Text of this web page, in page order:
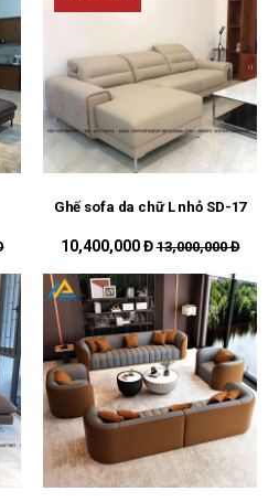
Ghế sofa da chữ L nhỏ SD-17
10,400,000 Đ 13,000,000 Đ